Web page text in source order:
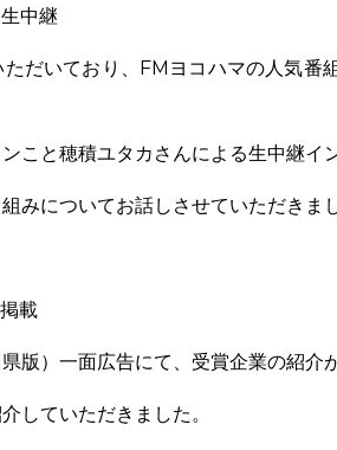
中継
だいており、FMヨコハマの人気
こと穂積ユタカさんによる生中継イ
みについてお話しさせていただきまし
載
版）一面広告にて、受賞企業の紹介
していただきました。